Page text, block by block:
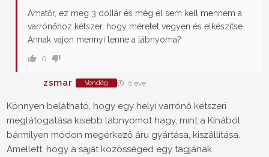
Amatőr, ez meg 3 dollár és még el sem kell mennem a
varrónőhöz kétszer, hogy méretet vegyen és elkészítse.
Annak vajon mennyi lenne a lábnyoma?
0
zsmar Vendég 6 éve
Könnyen belátható, hogy egy helyi varrónő kétszeri
meglátogatása kisebb lábnyomot hagy, mint a Kínából
bármilyen módon megérkező áru gyártása, kiszállítása.
Amellett, hogy a saját közösséged egy tagjának